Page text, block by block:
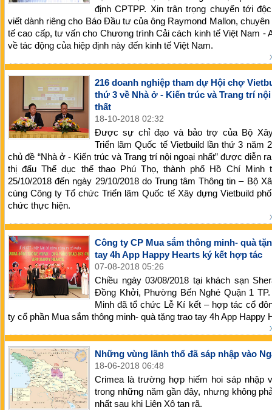
định CPTPP. Xin trân trọng chuyển tới
viết dành riêng cho Báo Đầu tư của ông Raymond Mallon, chuyên
tế cao cấp, tư vấn cho Chương trình Cải cách kinh tế Việt Nam -
về tác động của hiệp định này đến kinh tế Việt Nam.
216 doanh nghiệp tham dự Hội chợ
thứ 3 về Nhà ở - Kiến trúc và Trang trí
thất
18-10-2018 02:32
Được sự chỉ đạo và bảo trợ của Bộ
Triển lãm Quốc tế Vietbuild lần thứ 3 năm
chủ đề “Nhà ở - Kiến trúc và Trang trí nội ngoại nhất” được diễn
thị đấu Thể dục thể thao Phú Thọ, thành phố Hồ Chí Minh
25/10/2018 đến ngày 29/10/2018 do Trung tâm Thông tin – Bộ
cùng Công ty Tổ chức Triển lãm Quốc tế Xây dựng Vietbuild
chức thực hiện.
Công ty CP Mua sắm thông minh- quà
tay 4h App Happy Hearts ký kết hợp tác
07-08-2018 05:26
Chiều ngày 03/08/2018 tại khách sạn
Đồng Khởi, Phường Bến Nghé Quận 1
Minh đã tổ chức Lễ Kí kết – hợp tác cổ
ty cổ phần Mua sắm thông minh- quà tặng trao tay 4h App Happy
Những vùng lãnh thổ đã sáp nhập vào
18-06-2018 06:48
Crimea là trường hợp hiếm hoi sáp nhập
trong những năm gần đây, nhưng không
nhất sau khi Liên Xô tan rã.